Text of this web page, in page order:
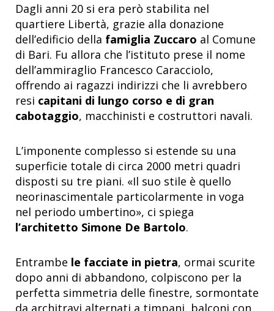
Dagli anni 20 si era però stabilita nel
quartiere Libertà, grazie alla donazione
dell’edificio della famiglia Zuccaro al Comune
di Bari. Fu allora che l’istituto prese il nome
dell’ammiraglio Francesco Caracciolo,
offrendo ai ragazzi indirizzi che li avrebbero
resi capitani di lungo corso e di gran
cabotaggio, macchinisti e costruttori navali.
L’imponente complesso si estende su una
superficie totale di circa 2000 metri quadri
disposti su tre piani. «Il suo stile è quello
neorinascimentale particolarmente in voga
nel periodo umbertino», ci spiega
l’architetto Simone De Bartolo.
Entrambe le facciate in pietra, ormai scurite
dopo anni di abbandono, colpiscono per la
perfetta simmetria delle finestre, sormontate
da architravi alternati a timpani, balconi con